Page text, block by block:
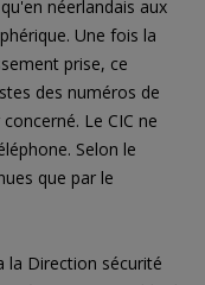
néerlandais aux
Une fois la
prise, ce
des numéros de
Le CIC ne
Selon le
que par le
la Direction sécurité